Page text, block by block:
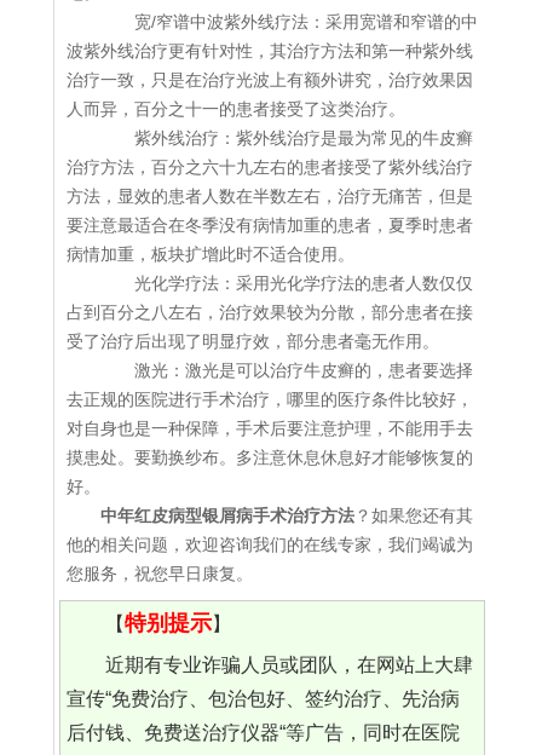
宽/窄谱中波紫外线疗法：采用宽谱和窄谱的中
波紫外线治疗更有针对性，其治疗方法和第一种紫外线
治疗一致，只是在治疗光波上有额外讲究，治疗效果因
人而异，百分之十一的患者接受了这类治疗。
紫外线治疗：紫外线治疗是最为常见的牛皮癣
治疗方法，百分之六十九左右的患者接受了紫外线治疗
方法，显效的患者人数在半数左右，治疗无痛苦，但是
要注意最适合在冬季没有病情加重的患者，夏季时患者
病情加重，板块扩增此时不适合使用。
光化学疗法：采用光化学疗法的患者人数仅仅
占到百分之八左右，治疗效果较为分散，部分患者在接
受了治疗后出现了明显疗效，部分患者毫无作用。
激光：激光是可以治疗牛皮癣的，患者要选择
去正规的医院进行手术治疗，哪里的医疗条件比较好，
对自身也是一种保障，手术后要注意护理，不能用手去
摸患处。要勤换纱布。多注意休息休息好才能够恢复的
好。
中年红皮病型银屑病手术治疗方法 ？如果您还有其
他的相关问题，欢迎咨询我们的在线专家，我们竭诚为
您服务，祝您早日康复。
【特别提示】
近期有专业诈骗人员或团队，在网站上大肆
宣传“免费治疗、包治包好、签约治疗、先治病
后付钱、免费送治疗仪器“等广告，同时在医院